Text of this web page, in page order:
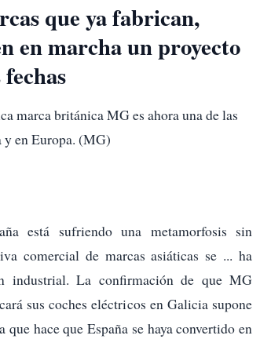
que ya fabrican,
en marcha un proyecto
marca británica MG es ahora una de las
y en Europa. (MG)
está sufriendo una metamorfosis sin
comercial de marcas asiáticas se ... ha
industrial. La confirmación de que MG
sus coches eléctricos en Galicia supone
hace que España se haya convertido en